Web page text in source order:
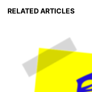
RELATED ARTICLES